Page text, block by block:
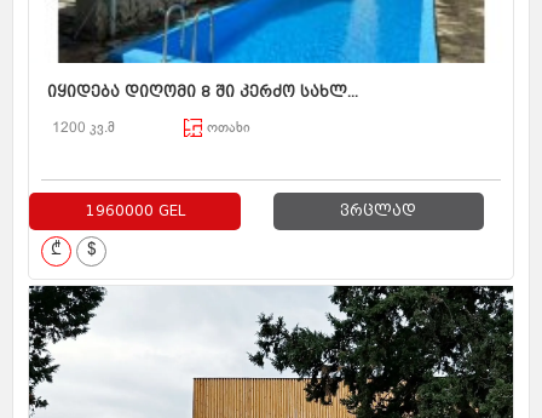
იყიდება დიღომი 8 ში კერძო სახლ...
1200 კვ.მ ოთახი
1960000 GEL ვრცლად
₾ $